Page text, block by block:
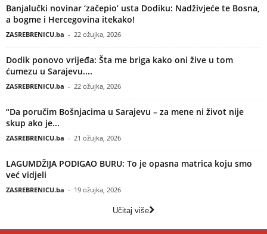
Banjalučki novinar ‘začepio’ usta Dodiku: Nadživjeće te Bosna,
a bogme i Hercegovina itekako!
ZASREBRENICU.ba - 22 ožujka, 2026
Dodik ponovo vrijeđa: Šta me briga kako oni žive u tom
ćumezu u Sarajevu....
ZASREBRENICU.ba - 22 ožujka, 2026
“Da poručim Bošnjacima u Sarajevu – za mene ni život nije
skup ako je...
ZASREBRENICU.ba - 21 ožujka, 2026
LAGUMDŽIJA PODIGAO BURU: To je opasna matrica koju smo
već vidjeli
ZASREBRENICU.ba - 19 ožujka, 2026
Učitaj više